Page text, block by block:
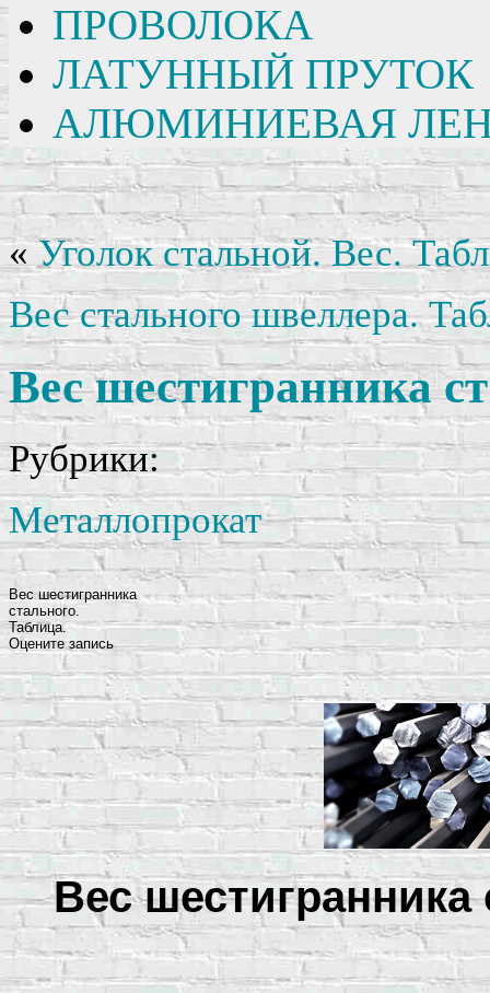
ПРОВОЛОКА
ЛАТУННЫЙ ПРУТОК
АЛЮМИНИЕВАЯ
«Уголок стальной. Вес.
Вес стального швеллера.
Вес шестигранника
Рубрики:
Металлопрокат
Вес шестигранника
стального.
Таблица.
Оцените запись
Вес шестигранника